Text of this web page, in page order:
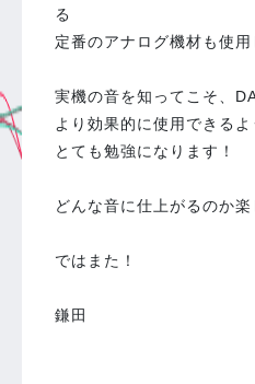
る
定番のアナログ機材も使用
実機の音を知ってこそ、
より効果的に使用できるよ
とても勉強になります！
どんな音に仕上がるのか楽
ではまた！
鎌田